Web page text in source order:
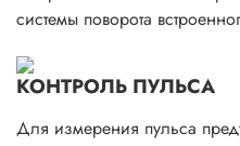
системы поворота
КОНТРОЛЬ ПУЛЬСА
Для измерения пульса